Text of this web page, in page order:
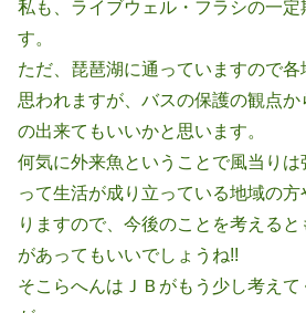
私も、ライブウェル・フラシの一
す。
ただ、琵琶湖に通っていますので各
思われますが、バスの保護の観点
の出来てもいいかと思います。
何気に外来魚ということで風当りは
って生活が成り立っている地域の
りますので、今後のことを考える
があってもいいでしょうね!!
そこらへんはＪＢがもう少し考え